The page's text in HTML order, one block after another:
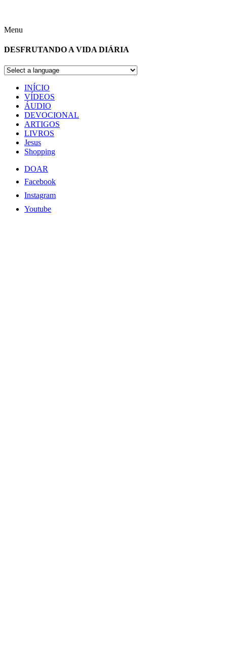
Menu
DESFRUTANDO A VIDA DIÁRIA
INÍCIO
VÍDEOS
ÁUDIO
DEVOCIONAL
ARTIGOS
LIVROS
Jesus
Shopping
DOAR
Facebook
Instagram
Youtube